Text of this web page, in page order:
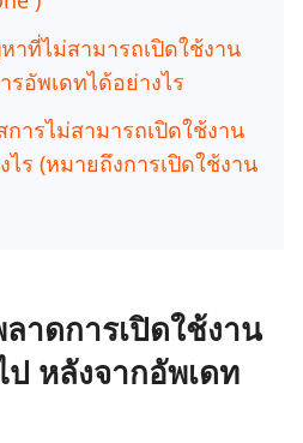
ที่ไม่สามารถเปิดใช้งาน
รอัพเดทได้อย่างไร
ารไม่สามารถเปิดใช้งาน
ไร (หมายถึงการเปิดใช้งาน
าดการเปิดใช้งาน
หลังจากอัพเดท